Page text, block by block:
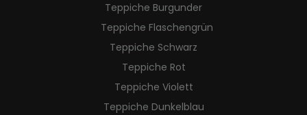
Teppiche Burgunder
Teppiche Flaschengrün
Teppiche Schwarz
Teppiche Rot
Teppiche Violett
Teppiche Dunkelblau